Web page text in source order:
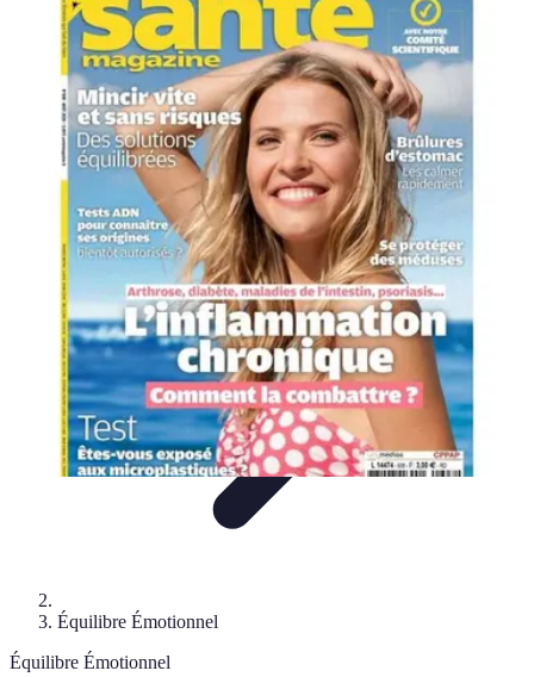
Astuces Anti Stress
Astuces Naturelles Astuces PratiquesMéditation et
RelaxationRoutines et HabitudesTechniques de Relaxation
Astuces Anti Stress
Équilibre Émotionnel
Équilibre Émotionnel